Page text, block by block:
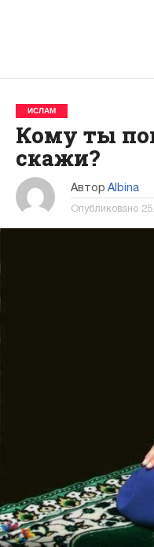
ИСЛАМ
Кому ты
скажи?
Автор Albina
Опубликовано